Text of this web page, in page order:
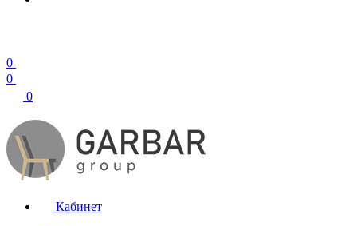
0
0
0
Кабинет